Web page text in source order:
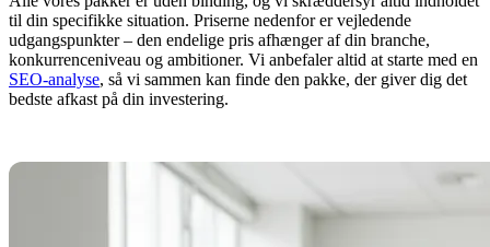
til din specifikke situation. Priserne nedenfor er vejledende
udgangspunkter – den endelige pris afhænger af din branche,
konkurrenceniveau og ambitioner. Vi anbefaler altid at starte med en
SEO-analyse, så vi sammen kan finde den pakke, der giver dig det
bedste afkast på din investering.